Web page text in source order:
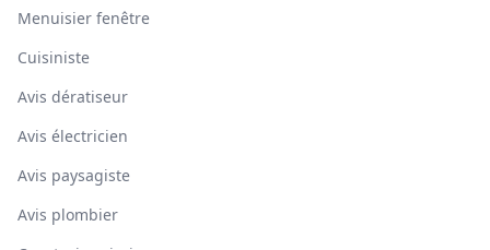
Menuisier fenêtre
Cuisiniste
Avis dératiseur
Avis électricien
Avis paysagiste
Avis plombier